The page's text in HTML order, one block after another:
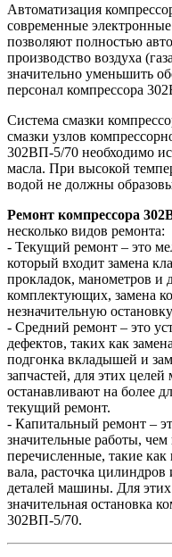
Автоматизация
современные электронные
позволяют полностью
производство воздуха
значительно уменьшить
персонал компрессора
Система смазки
смазки узлов
302ВП-5/70 необходимо
масла. При высокой
водой не должны
Ремонт компрессора
несколько видов ремонта:
- Текущий ремонт – это
который входит замена
прокладок, манометров и
комплектующих, замена
незначительную
- Средний ремонт – это
дефектов, таких как
подгонка вкладышей и
запчастей, для этих
останавливают на более
текущий ремонт.
- Капитальный ремонт –
значительные работы,
перечисленные, такие
вала, расточка
деталей машины. Для этих
значительная остановка
302ВП-5/70.